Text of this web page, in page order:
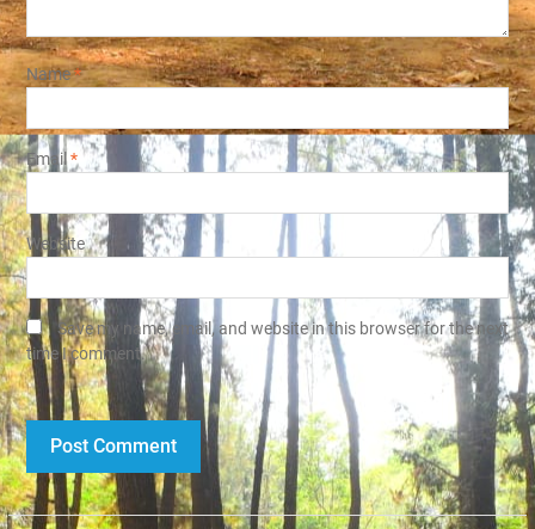
Name*
Email*
Website
Save my name, email, and website in this browser for the next
time I comment.